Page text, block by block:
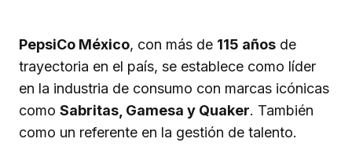
PepsiCo México, con más de 115 años de
trayectoria en el país, se establece como líder
en la industria de consumo con marcas icónicas
como Sabritas, Gamesa y Quaker. También
como un referente en la gestión de talento.